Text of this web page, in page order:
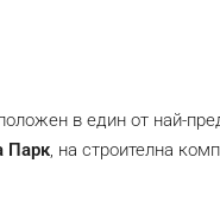
в един от най-
Парк, на строителна